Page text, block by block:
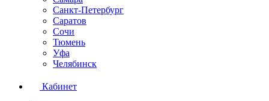
Санкт-Петербург
Саратов
Сочи
Тюмень
Уфа
Челябинск
Кабинет